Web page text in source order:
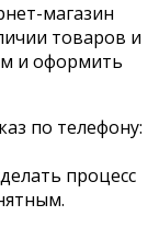
магазин
товаров и
и оформить
по телефону:
процесс